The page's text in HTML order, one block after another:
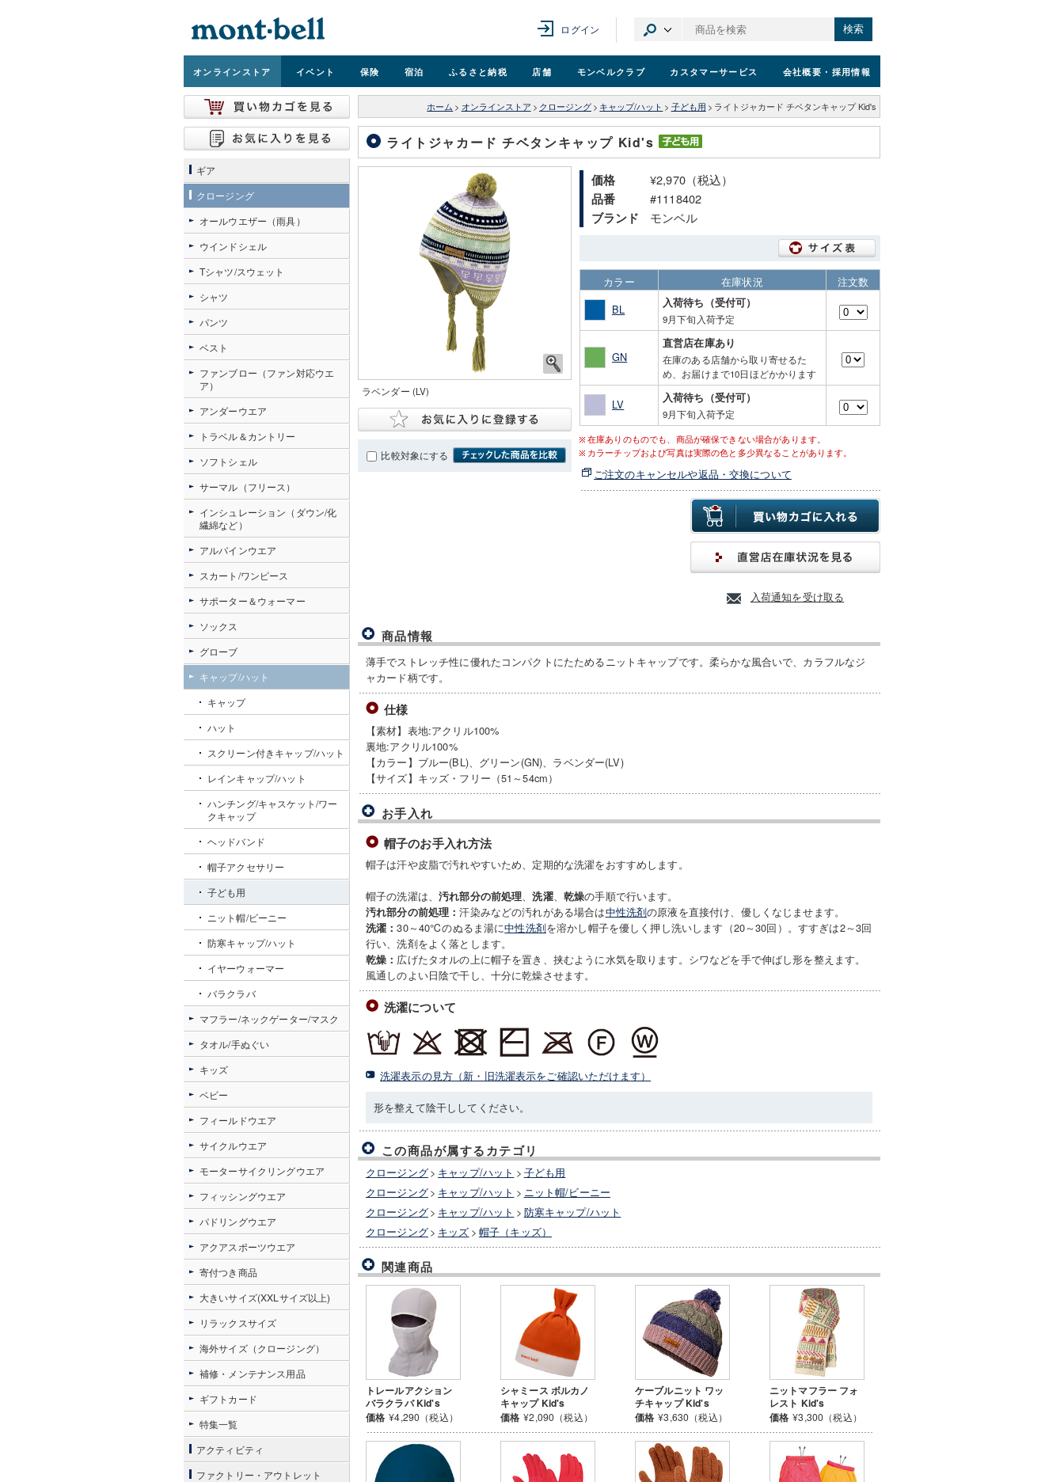
ログイン 検索
オンラインストア イベント 保険 宿泊 ふるさと納税 店舗 モンベルクラブ カスタマーサービス 会社概要 ・採用情報
ホーム > オンラインストア > クロージング > キャップ/ハット > 子ども用 > ライトジャカード チベタンキャップ Kid's
ライトジャカード チベタンキャップ Kid's
ラベンダー (LV)
比較対象にする
価格 ¥2,970（税込）
品番 #1118402
ブランド モンベル
カラー 在庫状況
注文数
BL
入荷待ち（受付可）
9月下旬入荷予定
GN
直営店在庫あり
在庫のある店舗から取り寄せるた
め、お届けまで10日ほどかかります
LV 入荷待ち（受付可）
9月下旬入荷予定
在庫ありのものでも、商品が確保できない場合があります。
カラーチップおよび写真は実際の色と多少異なることがあります。
ご注文のキャンセルや返品・交換について
入荷通知を受け取る
商品情報
薄手でストレッチ性に優れたコンパクトにたためるニットキャップです。柔らかな風合いで、カラフルなジ
ャカード柄です。
仕様
【素材】表地:アクリル100%
裏地:アクリル100%
【カラー】ブルー(BL)、グリーン(GN)、ラベンダー(LV)
【サイズ】キッズ・フリー（51～54cm）
お手入れ
帽子のお手入れ方法
帽子は汗や皮脂で汚れやすいため、定期的な洗濯をおすすめします。
帽子の洗濯は、汚れ部分の前処理、洗濯、 乾燥の手順で行います。
汚れ部分の前処理：汗染みなどの汚れがある場合は中性洗剤の原液を直接付け、優しくなじませます。
洗濯：30～40℃のぬるま湯に中性洗剤を溶かし帽子を優しく押し洗いします（20～30回）。すすぎは2～3回
行い、洗剤をよく落とします。
乾燥： 広げたタオルの上に帽子を置き、挟むように水気を取ります。シワなどを手で伸ばし形を整えます。
風通しのよい日陰で干し、十分に乾燥させます。
洗濯について
洗濯表示の見方（新・旧洗濯表示をご確認いただけます）
形を整えて陰干ししてください。
この商品が属するカテゴリ
クロージング> キャップ/ハット > 子ども用
クロージング> キャップ/ハット > ニット帽/ビーニー
クロージング> キャップ/ハット > 防寒キャップ/ハット
クロージング> キッズ > 帽子（キッズ）
関連商品
トレールアクション
バラクラバ Kid's
価格 ¥4,290（税込）
シャミース ボルカノ
キャップ Kid's
価格 ¥2,090（税込）
ケーブルニット ワッ
チキャップ Kid's
価格 ¥3,630（税込）
ニットマフラー フォ
レスト Kid's
価格 ¥3,300（税込）
ギア
クロージング
オールウエザー（雨具）
ウインドシェル
Tシャツ/スウェット
シャツ
パンツ
ベスト
ファンブロー（ファン対応ウエ
ア）
アンダーウエア
トラベル＆カントリー
ソフトシェル
サーマル（フリース）
インシュレーション（ダウン/化
繊綿など）
アルパインウエア
スカート/ワンピース
サポーター＆ウォーマー
ソックス
グローブ
キャップ/ハット
キャップ
ハット
スクリーン付きキャップ/ハット
レインキャップ/ハット
ハンチング/キャスケット/ワー
クキャップ
ヘッドバンド
帽子アクセサリー
子ども用
ニット帽/ビーニー
防寒キャップ/ハット
イヤーウォーマー
バラクラバ
マフラー/ネックゲーター/マスク
タオル/手ぬぐい
キッズ
ベビー
フィールドウエア
サイクルウエア
モーターサイクリングウエア
フィッシングウエア
パドリングウエア
アクアスポーツウエア
寄付つき商品
大きいサイズ(XXLサイズ以上)
リラックスサイズ
海外サイズ（クロージング）
補修・メンテナンス用品
ギフトカード
特集一覧
アクティビティ
ファクトリー・アウトレット